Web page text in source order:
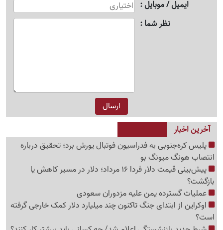
ایمیل / موبایل
نظر شما
آخرین اخبار
پلیس کره‌جنوبی به فدراسیون فوتبال یورش برد؛ تحقیق درباره
انتصاب هونگ میونگ بو
پیش‌بینی قیمت دلار فردا 16 مرداد؛ دلار در مسیر کاهش یا
بازگشت؟
عملیات گسترده یمن علیه مزدوران سعودی
اوکراین از ابتدای جنگ تاکنون چند میلیارد دلار کمک خارجی گرفته
است؟